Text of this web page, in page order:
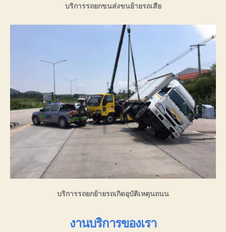
บริการรถยกขนส่งขนย้ายรถเสีย
บริการรถยกย้ายรถเกิดอุบัติเหตุนถนน
งานบริการของเรา